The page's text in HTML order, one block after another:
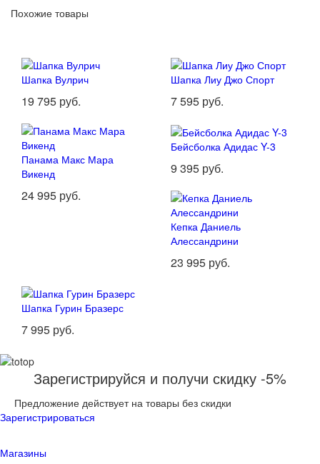
Похожие товары
Шапка Вулрич
19 795 руб.
Шапка Лиу Джо Спорт
7 595 руб.
Панама Макс Мара
Викенд
24 995 руб.
Бейсболка Адидас Y-3
9 395 руб.
Кепка Даниель
Алессандрини
23 995 руб.
Шапка Гурин Бразерс
7 995 руб.
Зарегистрируйся и получи скидку -5%
Предложение действует на товары без скидки
Зарегистрироваться
Магазины